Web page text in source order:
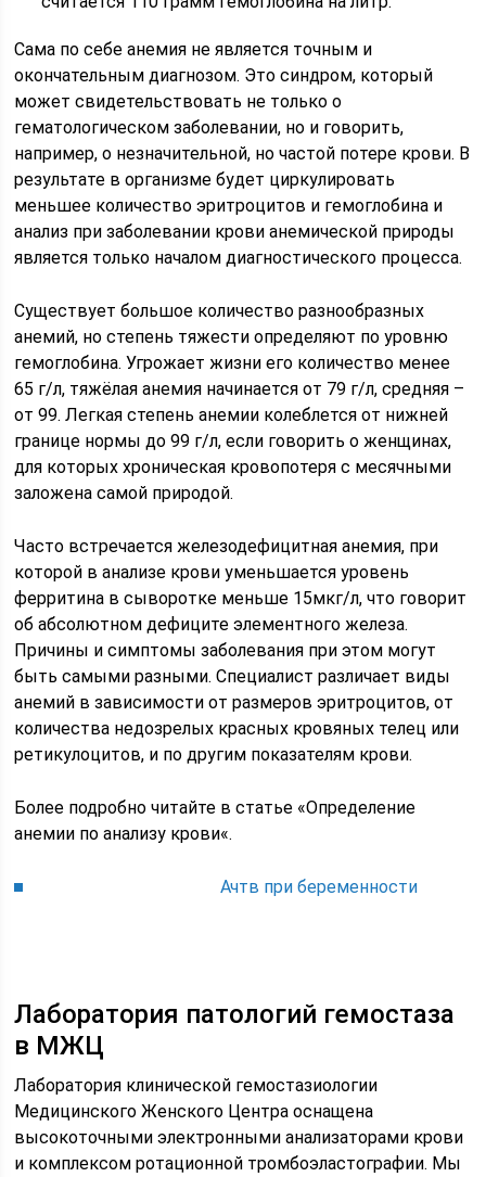
Сама по себе анемия не является точным и
окончательным диагнозом. Это синдром, который
может свидетельствовать не только о
гематологическом заболевании, но и говорить,
например, о незначительной, но частой потере крови. В
результате в организме будет циркулировать
меньшее количество эритроцитов и гемоглобина и
анализ при заболевании крови анемической природы
является только началом диагностического процесса.
Существует большое количество разнообразных
анемий, но степень тяжести определяют по уровню
гемоглобина. Угрожает жизни его количество менее
65 г/л, тяжёлая анемия начинается от 79 г/л, средняя –
от 99. Легкая степень анемии колеблется от нижней
границе нормы до 99 г/л, если говорить о женщинах,
для которых хроническая кровопотеря с месячными
заложена самой природой.
Часто встречается железодефицитная анемия, при
которой в анализе крови уменьшается уровень
ферритина в сыворотке меньше 15мкг/л, что говорит
об абсолютном дефиците элементного железа.
Причины и симптомы заболевания при этом могут
быть самыми разными. Специалист различает виды
анемий в зависимости от размеров эритроцитов, от
количества недозрелых красных кровяных телец или
ретикулоцитов, и по другим показателям крови.
Более подробно читайте в статье «Определение
анемии по анализу крови«.
Ачтв при беременности
Лаборатория патологий гемостаза
в МЖЦ
Лаборатория клинической гемостазиологии
Медицинского Женского Центра оснащена
высокоточными электронными анализаторами крови
и комплексом ротационной тромбоэластографии. Мы